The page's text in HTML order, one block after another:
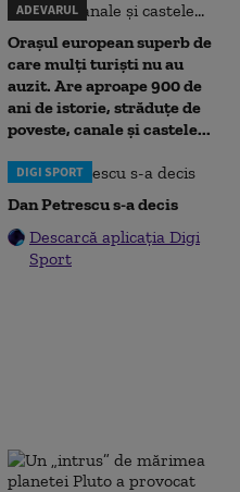
ADEVARUL
Orașul european superb de
care mulți turiști nu au
auzit. Are aproape 900 de
ani de istorie, străduțe de
poveste, canale și castele...
DIGI SPORT
Dan Petrescu s-a decis
Descarcă aplicația Digi
Sport